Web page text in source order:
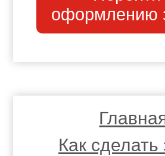
оформлению
Как сделать